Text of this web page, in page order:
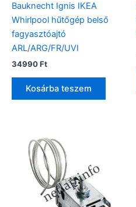
Bauknecht Ignis IKEA
Whirlpool hűtőgép belső
fagyasztóajtó
ARL/ARG/FR/UVI
34990Ft
Kosárba teszem